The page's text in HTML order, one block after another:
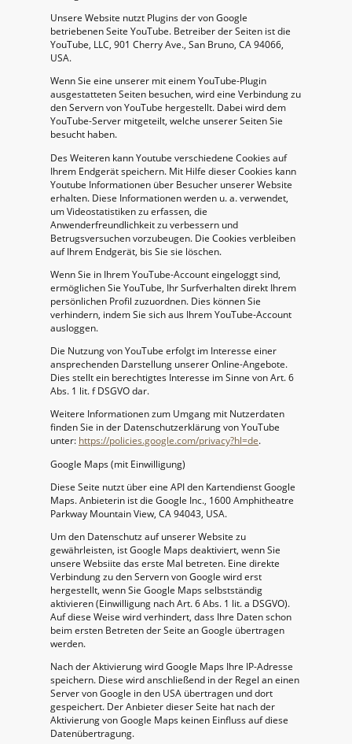
Unsere Website nutzt Plugins der von Google
betriebenen Seite YouTube. Betreiber der Seiten ist die
YouTube, LLC, 901 Cherry Ave., San Bruno, CA 94066,
USA.
Wenn Sie eine unserer mit einem YouTube-Plugin
ausgestatteten Seiten besuchen, wird eine Verbindung zu
den Servern von YouTube hergestellt. Dabei wird dem
YouTube-Server mitgeteilt, welche unserer Seiten Sie
besucht haben.
Des Weiteren kann Youtube verschiedene Cookies auf
Ihrem Endgerät speichern. Mit Hilfe dieser Cookies kann
Youtube Informationen über Besucher unserer Website
erhalten. Diese Informationen werden u. a. verwendet,
um Videostatistiken zu erfassen, die
Anwenderfreundlichkeit zu verbessern und
Betrugsversuchen vorzubeugen. Die Cookies verbleiben
auf Ihrem Endgerät, bis Sie sie löschen.
Wenn Sie in Ihrem YouTube-Account eingeloggt sind,
ermöglichen Sie YouTube, Ihr Surfverhalten direkt Ihrem
persönlichen Profil zuzuordnen. Dies können Sie
verhindern, indem Sie sich aus Ihrem YouTube-Account
ausloggen.
Die Nutzung von YouTube erfolgt im Interesse einer
ansprechenden Darstellung unserer Online-Angebote.
Dies stellt ein berechtigtes Interesse im Sinne von Art. 6
Abs. 1 lit. f DSGVO dar.
Weitere Informationen zum Umgang mit Nutzerdaten
finden Sie in der Datenschutzerklärung von YouTube
unter: https://policies.google.com/privacy?hl=de.
Google Maps (mit Einwilligung)
Diese Seite nutzt über eine API den Kartendienst Google
Maps. Anbieterin ist die Google Inc., 1600 Amphitheatre
Parkway Mountain View, CA 94043, USA.
Um den Datenschutz auf unserer Website zu
gewährleisten, ist Google Maps deaktiviert, wenn Sie
unsere Websiite das erste Mal betreten. Eine direkte
Verbindung zu den Servern von Google wird erst
hergestellt, wenn Sie Google Maps selbstständig
aktivieren (Einwilligung nach Art. 6 Abs. 1 lit. a DSGVO).
Auf diese Weise wird verhindert, dass Ihre Daten schon
beim ersten Betreten der Seite an Google übertragen
werden.
Nach der Aktivierung wird Google Maps Ihre IP-Adresse
speichern. Diese wird anschließend in der Regel an einen
Server von Google in den USA übertragen und dort
gespeichert. Der Anbieter dieser Seite hat nach der
Aktivierung von Google Maps keinen Einfluss auf diese
Datenübertragung.